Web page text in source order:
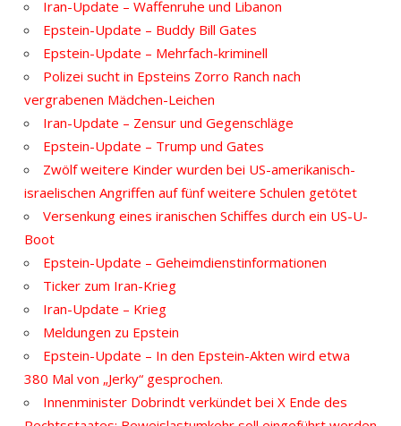
Iran-Update – Waffenruhe und Libanon
Epstein-Update – Buddy Bill Gates
Epstein-Update – Mehrfach-kriminell
Polizei sucht in Epsteins Zorro Ranch nach
vergrabenen Mädchen-Leichen
Iran-Update – Zensur und Gegenschläge
Epstein-Update – Trump und Gates
Zwölf weitere Kinder wurden bei US-amerikanisch-
israelischen Angriffen auf fünf weitere Schulen getötet
Versenkung eines iranischen Schiffes durch ein US-U-
Boot
Epstein-Update – Geheimdienstinformationen
Ticker zum Iran-Krieg
Iran-Update – Krieg
Meldungen zu Epstein
Epstein-Update – In den Epstein-Akten wird etwa
380 Mal von „Jerky“ gesprochen.
Innenminister Dobrindt verkündet bei X Ende des